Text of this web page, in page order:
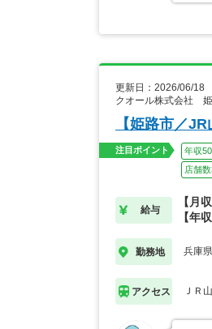
更新日：2026/06/18
クオール株式会社
【姫路市／
注目ポイント 年収
店舗
給与
【月
【年
勤務地 兵庫
アクセス ＪＲ